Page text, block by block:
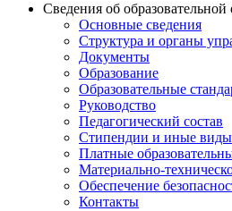
Сведения об образовательной
Основные сведения
Структура и органы
Документы
Образование
Образовательные
Руководство
Педагогический состав
Стипендии и иные виды
Платные
Материально-
Обеспечение
Контакты